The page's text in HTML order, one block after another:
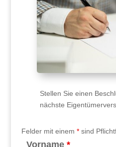
Stellen Sie einen
nächste
Felder mit einem *sind
Vorname *